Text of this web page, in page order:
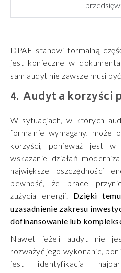
DPAE stanowi formalną
jest konieczne w
sam audyt nie zawsze musi
Audyt a korzyści
W sytuacjach, w których
formalnie wymagany, może
korzyści, ponieważ jest w
wskazanie działań
największe oszczędności
pewność, że prace
zużycia energii. Dzięki
uzasadnienie zakresu
dofinansowanie lub
Nawet jeżeli audyt nie
rozważyć jego wykonanie,
jest identyfikacja